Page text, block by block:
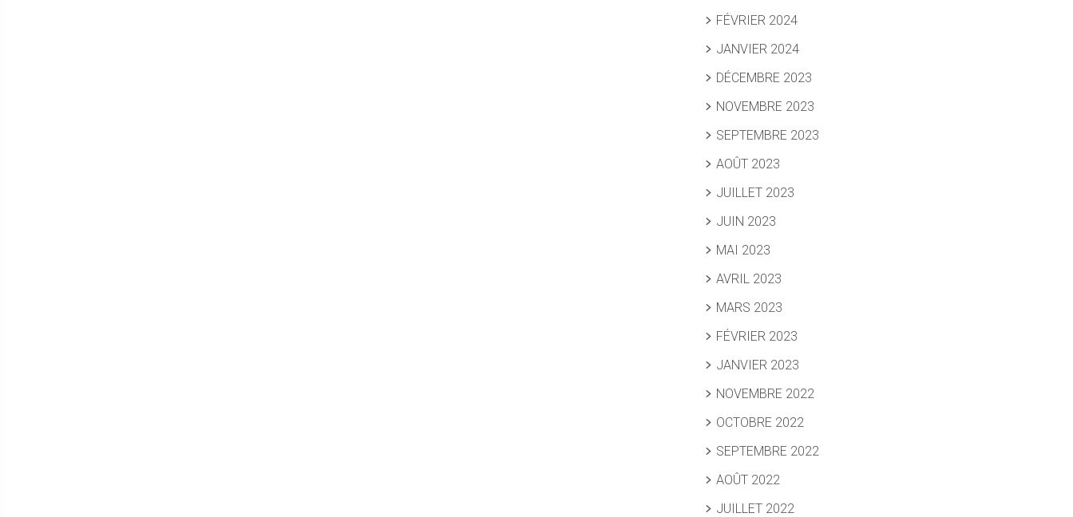
FÉVRIER 2024
JANVIER 2024
DÉCEMBRE 2023
NOVEMBRE 2023
SEPTEMBRE 2023
AOÛT 2023
JUILLET 2023
JUIN 2023
MAI 2023
AVRIL 2023
MARS 2023
FÉVRIER 2023
JANVIER 2023
NOVEMBRE 2022
OCTOBRE 2022
SEPTEMBRE 2022
AOÛT 2022
JUILLET 2022